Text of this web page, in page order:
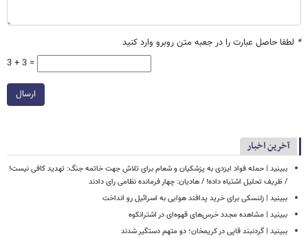
* لطفا حاصل عبارت را در جعبه متن روبرو وارد کنید
3 + 3 =
ارسال
آخرین اخبار
ببینید | حمله فواد ایزدی به پزشکیان و شعام برای تلاش جهت خاتمه جنگ: تهدید کافی نیست!
/ ظریف تحلیل اشتباه داده! / هادیان: چهار فرمانده نظامی رای دادند
ببینید | زلنسکی برای خرید پدافند هوایی به اسرائیل رو انداخت
ببینید | مشاهده مجدد خرس‌های قهوه‌ای در اشترانکوه
ببینید | گردنبند قاپی در کریمخان؛ دو متهم دستگیر شدند